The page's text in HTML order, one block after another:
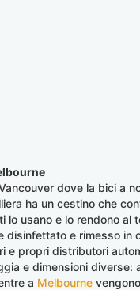
dove la bici a
ha un cestino che
lo usano e lo rendono al
disinfettato e rimesso in
e propri distributori
e dimensioni diverse:
a Melbourne